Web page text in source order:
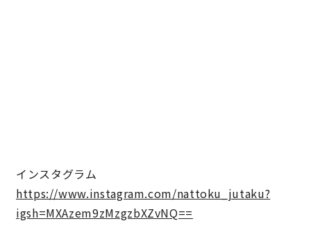
インスタグラム
https://www.instagram.com/nattoku_jutaku?
igsh=MXAzem9zMzgzbXZvNQ==